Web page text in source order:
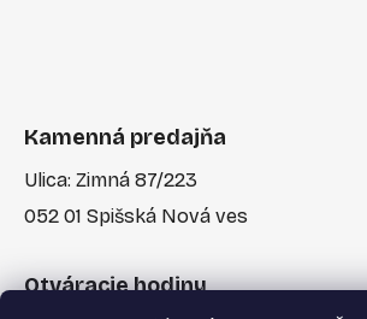
Kamenná predajňa
Ulica: Zimná 87/223
052 01 Spišská Nová ves
Otváracie hodiny